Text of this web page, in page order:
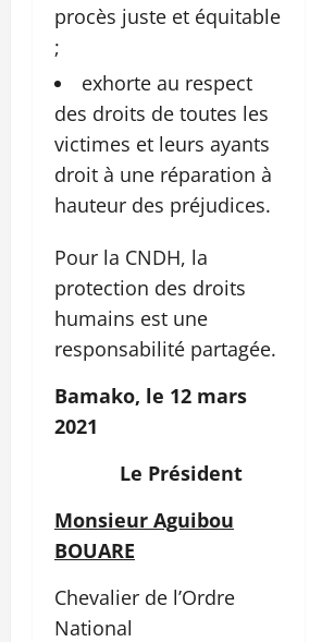
procès juste et équitable
;
exhorte au respect
des droits de toutes les
victimes et leurs ayants
droit à une réparation à
hauteur des préjudices.
Pour la CNDH, la
protection des droits
humains est une
responsabilité partagée.
Bamako, le 12 mars
2021
Le Président
Monsieur Aguibou
BOUARE
Chevalier de l’Ordre
National